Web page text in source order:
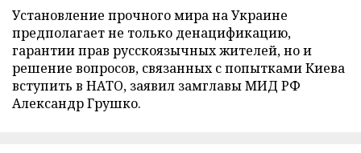
Установление прочного мира на Украине
предполагает не только денацификацию,
гарантии прав русскоязычных жителей, но и
решение вопросов, связанных с попытками Киева
вступить в НАТО, заявил замглавы МИД РФ
Александр Грушко.